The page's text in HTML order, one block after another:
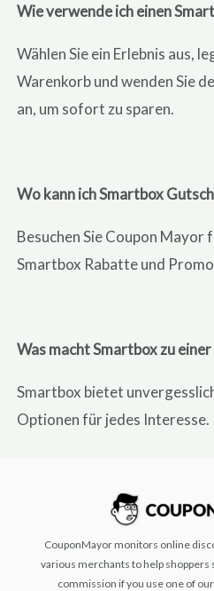
Wie verwende ich einen
Wählen Sie ein Erlebnis aus,
Warenkorb und wenden Sie
an, um sofort zu sparen.
Wo kann ich Smartbox
Besuchen Sie Coupon Mayor
Smartbox Rabatte und
Was macht Smartbox zu
Smartbox bietet
Optionen für jedes Interesse.
CouponMayor monitors online
various merchants to help shoppers
commission if you use one of